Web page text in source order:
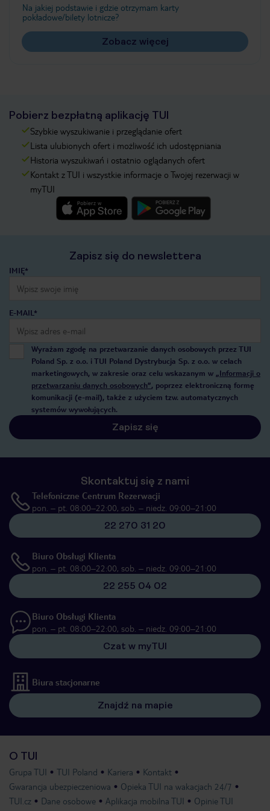
Na jakiej podstawie i gdzie otrzymam karty
pokładowe/bilety lotnicze?
Zobacz więcej
Pobierz bezpłatną aplikację TUI
Szybkie wyszukiwanie i przeglądanie ofert
Lista ulubionych ofert i możliwość ich udostępniania
Historia wyszukiwań i ostatnio oglądanych ofert
Kontakt z TUI i wszystkie informacje o Twojej rezerwacji w
myTUI
Zapisz się do newslettera
IMIĘ*
E-MAIL*
Wyrażam zgodę na przetwarzanie danych osobowych przez TUI
Poland Sp. z o.o. i TUI Poland Dystrybucja Sp. z o.o. w celach
marketingowych, w zakresie oraz celu wskazanym w „Informacji o
przetwarzaniu danych osobowych”, poprzez elektroniczną formę
komunikacji (e-mail), także z użyciem tzw. automatycznych
systemów wywołujących.
Zapisz się
Skontaktuj się z nami
Telefoniczne Centrum Rezerwacji
pon. – pt. 08:00–22:00, sob. – niedz. 09:00–21:00
22 270 31 20
Biuro Obsługi Klienta
pon. – pt. 08:00–22:00, sob. – niedz. 09:00–21:00
22 255 04 02
Biuro Obsługi Klienta
pon. – pt. 08:00–22:00, sob. – niedz. 09:00–21:00
Czat w myTUI
Biura stacjonarne
Znajdź na mapie
O TUI
Grupa TUI TUI Poland Kariera
Kontakt
Gwarancja ubezpieczeniowa
Opieka TUI na wakacjach 24/7
TUI.cz
Dane osobowe Aplikacja mobilna TUI Opinie TUI